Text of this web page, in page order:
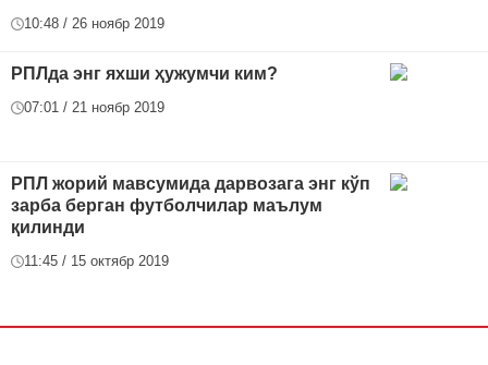
10:48 / 26 ноябр 2019
РПЛда энг яхши ҳужумчи ким?
07:01 / 21 ноябр 2019
РПЛ жорий мавсумида дарвозага энг кўп
зарба берган футболчилар маълум
қилинди
11:45 / 15 октябр 2019